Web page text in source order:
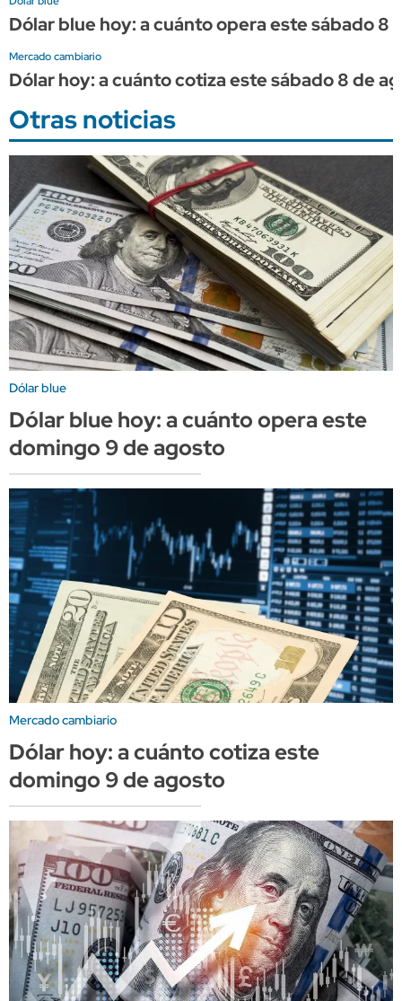
Dólar blue hoy: a cuánto opera este sábado 8
Mercado cambiario
Dólar hoy: a cuánto cotiza este sábado 8 de
Otras noticias
Dólar blue
Dólar blue hoy: a cuánto opera este
domingo 9 de agosto
Mercado cambiario
Dólar hoy: a cuánto cotiza este
domingo 9 de agosto